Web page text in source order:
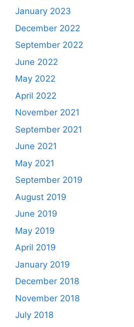
January 2023
December 2022
September 2022
June 2022
May 2022
April 2022
November 2021
September 2021
June 2021
May 2021
September 2019
August 2019
June 2019
May 2019
April 2019
January 2019
December 2018
November 2018
July 2018